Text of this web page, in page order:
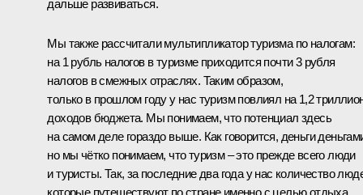
дальше развиваться.
Мы также рассчитали мультипликатор туризма по налогам:
на 1 рубль налогов в туризме приходится почти 3 рубля
налогов в смежных отраслях. Таким образом,
только в прошлом году у нас туризм повлиял на 1,2
доходов бюджета. Мы понимаем, что потенциал здесь
на самом деле гораздо выше. Как говорится, деньги
но мы чётко понимаем, что туризм – это прежде всего люди
и туристы. Так, за последние два года у нас количество
которые путешествуют по стране именно с целью отдыха